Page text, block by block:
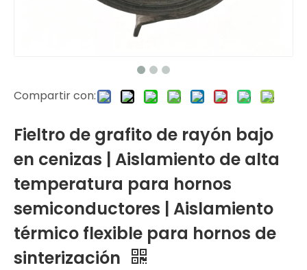
Compartir con:
Fieltro de grafito de rayón bajo
en cenizas | Aislamiento de alta
temperatura para hornos
semiconductores | Aislamiento
térmico flexible para hornos de
sinterización